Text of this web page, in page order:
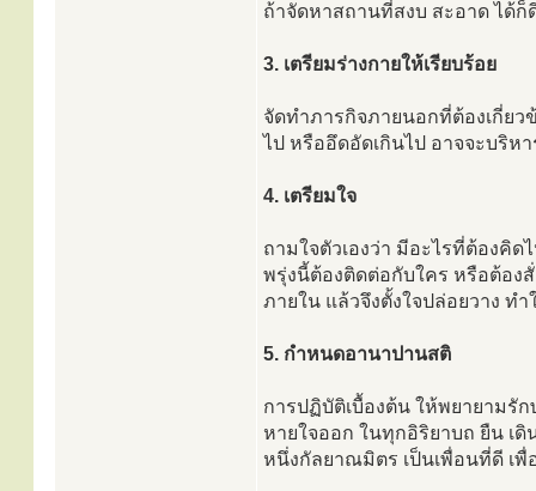
ถ้าจัดหาสถานที่สงบ สะอาด ได้
3. เตรียมร่างกายให้เรียบร้อย
จัดทำภารกิจภายนอกที่ต้องเกี่ยว
ไป หรืออึดอัดเกินไป อาจจะบริห
4. เตรียมใจ
ถามใจตัวเองว่า มีอะไรที่ต้องคิด
พรุ่งนี้ต้องติดต่อกับใคร หรือต้อง
ภายใน แล้วจึงตั้งใจปล่อยวาง ทำ
5. กำหนดอานาปานสติ
การปฏิบัติเบื้องต้น ให้พยายามรั
หายใจออก ในทุกอิริยาบถ ยืน เ
หนึ่งกัลยาณมิตร เป็นเพื่อนที่ดี เพื่